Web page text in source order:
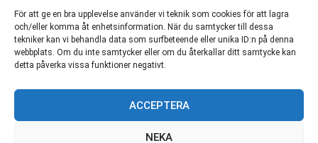
För att ge en bra upplevelse använder vi teknik som cookies för att lagra
och/eller komma åt enhetsinformation. När du samtycker till dessa
tekniker kan vi behandla data som surfbeteende eller unika ID:n på denna
webbplats. Om du inte samtycker eller om du återkallar ditt samtycke kan
detta påverka vissa funktioner negativt.
ACCEPTERA
NEKA